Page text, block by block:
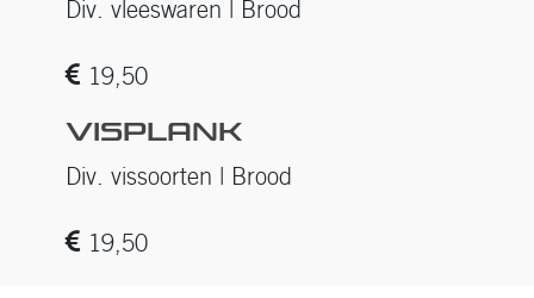
Div. vleeswaren | Brood
19,50
VISPLANK
Div. vissoorten | Brood
19,50